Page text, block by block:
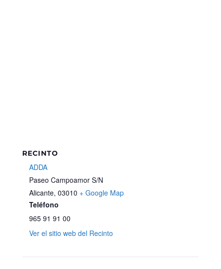
RECINTO
ADDA
Paseo Campoamor S/N
Alicante, 03010 + Google Map
Teléfono
965 91 91 00
Ver el sitio web del Recinto